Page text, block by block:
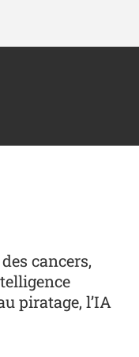
cancers,
piratage, l’IA